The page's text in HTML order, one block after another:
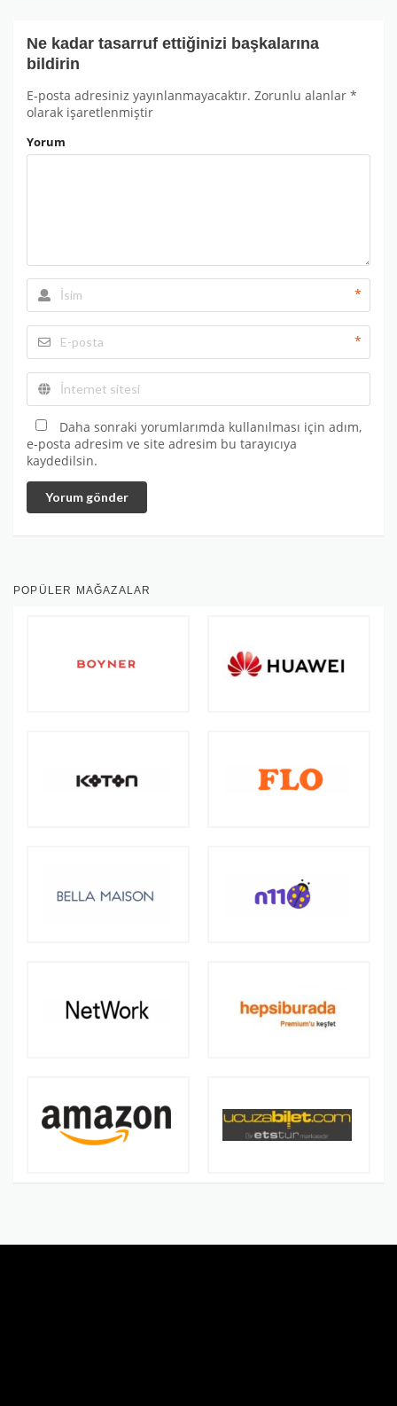
Ne kadar tasarruf ettiğinizi başkalarına
bildirin
E-posta adresiniz yayınlanmayacaktır. Zorunlu alanlar *
olarak işaretlenmiştir
Yorum
*
*
Daha sonraki yorumlarımda kullanılması için adım,
e-posta adresim ve site adresim bu tarayıcıya
kaydedilsin.
Yorum gönder
POPÜLER MAĞAZALAR